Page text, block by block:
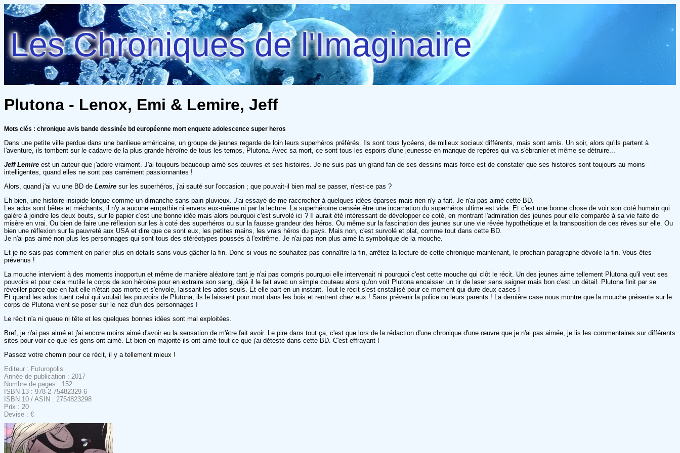
Les Chroniques de l'Imaginaire
Plutona - Lenox, Emi & Lemire, Jeff
Mots clés : chronique avis bande dessinée bd européenne mort enquete adolescence super heros
Dans une petite ville perdue dans une banlieue américaine, un groupe de jeunes regarde de loin leurs superhéros préférés. Ils sont tous lycéens, de milieux sociaux différents, mais sont amis. Un soir, alors qu'ils partent à
l'aventure, ils tombent sur le cadavre de la plus grande héroïne de tous les temps, Plutona. Avec sa mort, ce sont tous les espoirs d'une jeunesse en manque de repères qui va s'ébranler et même se détruire...
Jeff Lemire est un auteur que j'adore vraiment. J'ai toujours beaucoup aimé ses œuvres et ses histoires. Je ne suis pas un grand fan de ses dessins mais force est de constater que ses histoires sont toujours au moins
intelligentes, quand elles ne sont pas carrément passionnantes !
Alors, quand j'ai vu une BD de Lemire sur les superhéros, j'ai sauté sur l'occasion ; que pouvait-il bien mal se passer, n'est-ce pas ?
Eh bien, une histoire insipide longue comme un dimanche sans pain pluvieux. J'ai essayé de me raccrocher à quelques idées éparses mais rien n'y a fait. Je n'ai pas aimé cette BD.
Les ados sont bêtes et méchants, il n'y a aucune empathie ni envers eux-même ni par la lecture. La superhéroïne censée être une incarnation du superhéros ultime est vide. Et c'est une bonne chose de voir son coté humain qui
galère à joindre les deux bouts, sur le papier c'est une bonne idée mais alors pourquoi c'est survolé ici ? Il aurait été intéressant de développer ce coté, en montrant l'admiration des jeunes pour elle comparée à sa vie faite de
misère en vrai. Ou bien de faire une réflexion sur les à coté des superhéros ou sur la fausse grandeur des héros. Ou même sur la fascination des jeunes sur une vie rêvée hypothétique et la transposition de ces rêves sur elle. Ou
bien une réflexion sur la pauvreté aux USA et dire que ce sont eux, les petites mains, les vrais héros du pays. Mais non, c'est survolé et plat, comme tout dans cette BD.
Je n'ai pas aimé non plus les personnages qui sont tous des stéréotypes poussés à l'extrême. Je n'ai pas non plus aimé la symbolique de la mouche.
Et je ne sais pas comment en parler plus en détails sans vous gâcher la fin. Donc si vous ne souhaitez pas connaître la fin, arrêtez la lecture de cette chronique maintenant, le prochain paragraphe dévoile la fin. Vous êtes
prévenus !
La mouche intervient à des moments inopportun et même de manière aléatoire tant je n'ai pas compris pourquoi elle intervenait ni pourquoi c'est cette mouche qui clôt le récit. Un des jeunes aime tellement Plutona qu'il veut ses
pouvoirs et pour cela mutile le corps de son héroïne pour en extraire son sang, déjà il le fait avec un simple couteau alors qu'on voit Plutona encaisser un tir de laser sans saigner mais bon c'est un détail. Plutona finit par se
réveiller parce que en fait elle n'était pas morte et s'envole, laissant les ados seuls. Et elle part en un instant. Tout le récit s'est cristallisé pour ce moment qui dure deux cases !
Et quand les ados tuent celui qui voulait les pouvoirs de Plutona, ils le laissent pour mort dans les bois et rentrent chez eux ! Sans prévenir la police ou leurs parents ! La dernière case nous montre que la mouche présente sur le
corps de Plutona vient se poser sur le nez d'un des personnages !
Le récit n'a ni queue ni tête et les quelques bonnes idées sont mal exploitées.
Bref, je n'ai pas aimé et j'ai encore moins aimé d'avoir eu la sensation de m'être fait avoir. Le pire dans tout ça, c'est que lors de la rédaction d'une chronique d'une œuvre que je n'ai pas aimée, je lis les commentaires sur différents
sites pour voir ce que les gens ont aimé. Et bien en majorité ils ont aimé tout ce que j'ai détesté dans cette BD. C'est effrayant !
Passez votre chemin pour ce récit, il y a tellement mieux !
Editeur : Futuropolis
Année de publication : 2017
Nombre de pages : 152
ISBN 13 : 978-2-75482329-6
ISBN 10 / ASIN : 2754823298
Prix : 20
Devise : €